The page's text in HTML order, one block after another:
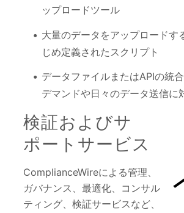
ップロードツール
大量のデータをアップロードす
じめ定義されたスクリプト
データファイルまたはAPIの統
デマンドや日々のデータ送信に
検証およびサ
ポートサービス
ComplianceWireによる管理、
ガバナンス、最適化、コンサル
ティング、検証サービスなど、